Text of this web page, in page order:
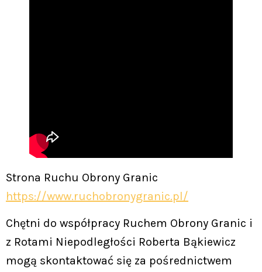
Strona Ruchu Obrony Granic
https://www.ruchobronygranic.pl/
Chętni do współpracy Ruchem Obrony Granic i
z Rotami Niepodległości Roberta Bąkiewicz
mogą skontaktować się za pośrednictwem